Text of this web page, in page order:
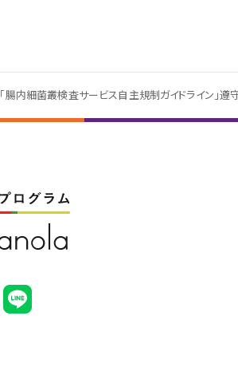
「腸内細菌叢検査サービス自主規制ガイドライン」